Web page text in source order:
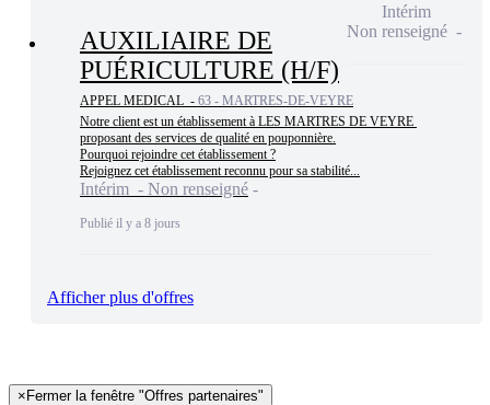
AUXILIAIRE DE
PUÉRICULTURE (H/F)
APPEL MEDICAL - 63 - MARTRES-DE-VEYRE
Notre client est un établissement à LES MARTRES DE VEYRE
proposant des services de qualité en pouponnière.
Pourquoi rejoindre cet établissement ?
Rejoignez cet établissement reconnu pour sa stabilité...
Intérim - Non renseigné
Publié il y a 8 jours
Intérim
Non renseigné
Afficher plus d'offres
× Fermer la fenêtre "Offres partenaires"